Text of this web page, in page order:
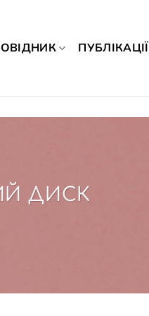
ПУБЛІКАЦІЇ
ДИСК